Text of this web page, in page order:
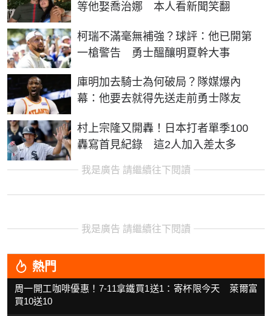
等他娶喬治娜 本人看新聞笑翻
柯瑞不滿毫無補強？球評：他已開第
一槍警告 勇士醞釀明夏幹大事
庫明加去騎士為何破局？隊媒爆內
幕：他要去就得先送走前勇士隊友
村上宗隆又開轟！日本打者單季100
轟寫首見紀錄 這2人加入差太多
我是廣告 請繼續往下閱讀
我是廣告 請繼續往下閱讀
熱門
周一開工咖啡優惠！7-11拿鐵買1送1：寄杯限今天 萊爾富
買10送10